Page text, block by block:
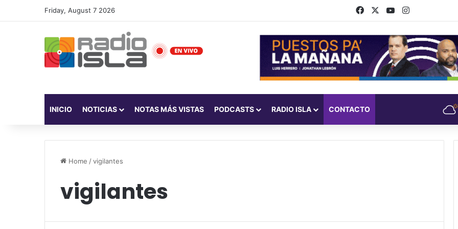
Friday, August 7 2026 FacebookYouTubeInstagram
INICIO NOTICIAS NOTAS MÁS VISTAS PODCASTS RADIO ISLA CONTACTO
Home /vigilantes
vigilantes